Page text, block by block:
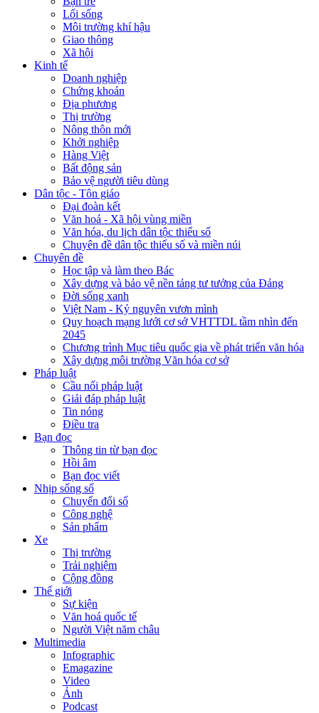
Lối sống
Môi trường khí hậu
Giao thông
Xã hội
Kinh tế
Doanh nghiệp
Chứng khoán
Địa phương
Thị trường
Nông thôn mới
Khởi nghiệp
Hàng Việt
Bất động sản
Bảo vệ người tiêu dùng
Dân tộc - Tôn giáo
Đại đoàn kết
Văn hoá - Xã hội vùng miền
Văn hóa, du lịch dân tộc thiểu số
Chuyên đề dân tộc thiểu số và miền núi
Chuyên đề
Học tập và làm theo Bác
Xây dựng và bảo vệ nền tảng tư tưởng của Đảng
Đời sống xanh
Việt Nam - Kỷ nguyên vươn mình
Quy hoạch mạng lưới cơ sở VHTTDL tầm nhìn đến
2045
Chương trình Mục tiêu quốc gia về phát triển văn hóa
Xây dựng môi trường Văn hóa cơ sở
Pháp luật
Cầu nối pháp luật
Giải đáp pháp luật
Tin nóng
Điều tra
Bạn đọc
Thông tin từ bạn đọc
Hồi âm
Bạn đọc viết
Nhịp sống số
Chuyển đổi số
Công nghệ
Sản phẩm
Xe
Thị trường
Trải nghiệm
Cộng đồng
Thế giới
Sự kiện
Văn hoá quốc tế
Người Việt năm châu
Multimedia
Infographic
Emagazine
Video
Ảnh
Podcast